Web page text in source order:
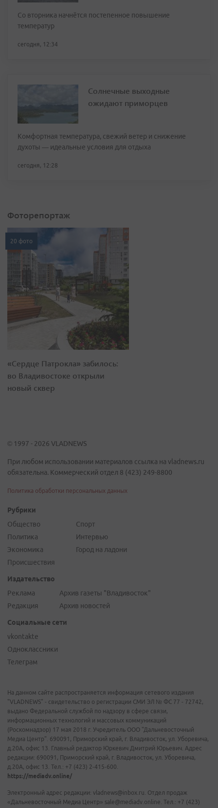
Со вторника начнётся постепенное повышение
температур
сегодня, 12:34
Солнечные выходные
ожидают приморцев
Комфортная температура, свежий ветер и снижение
духоты — идеальные условия для отдыха
сегодня, 12:28
Фоторепортаж
20 фото
«Сердце Патрокла» забилось:
во Владивостоке открыли
новый сквер
© 1997 - 2026 VLADNEWS
При любом использовании материалов ссылка на vladnews.ru
обязательна. Коммерческий отдел 8 (423) 249-8800
Политика обработки персональных данных
Рубрики
Общество
Политика
Экономика
Происшествия
Спорт
Интервью
Город на ладони
Издательство
Реклама
Редакция
Архив газеты "Владивосток"
Архив новостей
Социальные сети
vkontakte
Одноклассники
Телеграм
На данном сайте распространяется информация сетевого издания
"VLADNEWS" - свидетельство о регистрации СМИ ЭЛ № ФС 77 - 72742,
выдано Федеральной службой по надзору в сфере связи,
информационных технологий и массовых коммуникаций
(Роскомнадзор) 17 мая 2018 г. Учредитель ООО "Дальневосточный
Медиа Центр". 690091, Приморский край, г. Владивосток, ул. Уборевича,
д.20А, офис 13. Главный редактор Юркевич Дмитрий Юрьевич. Адрес
редакции: 690091, Приморский край, г. Владивосток, ул. Уборевича,
д.20А, офис 13. Тел.: +7 (423) 2-415-600.
https://mediadv.online/
Электронный адрес редакции: vladnews@inbox.ru. Отдел продаж
«Дальневосточный Медиа Центр» sale@mediadv.online. Тел.: +7 (423)